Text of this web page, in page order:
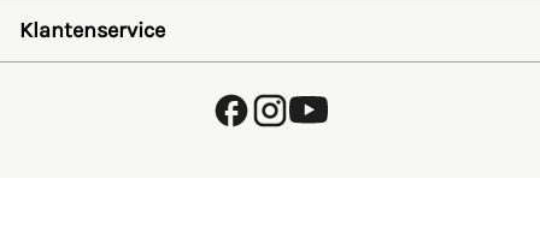
Britains
Kids Globe
Jamara
Wensenlijst
Wachtwoord herstellen
Account aanmaken
Klantenservice